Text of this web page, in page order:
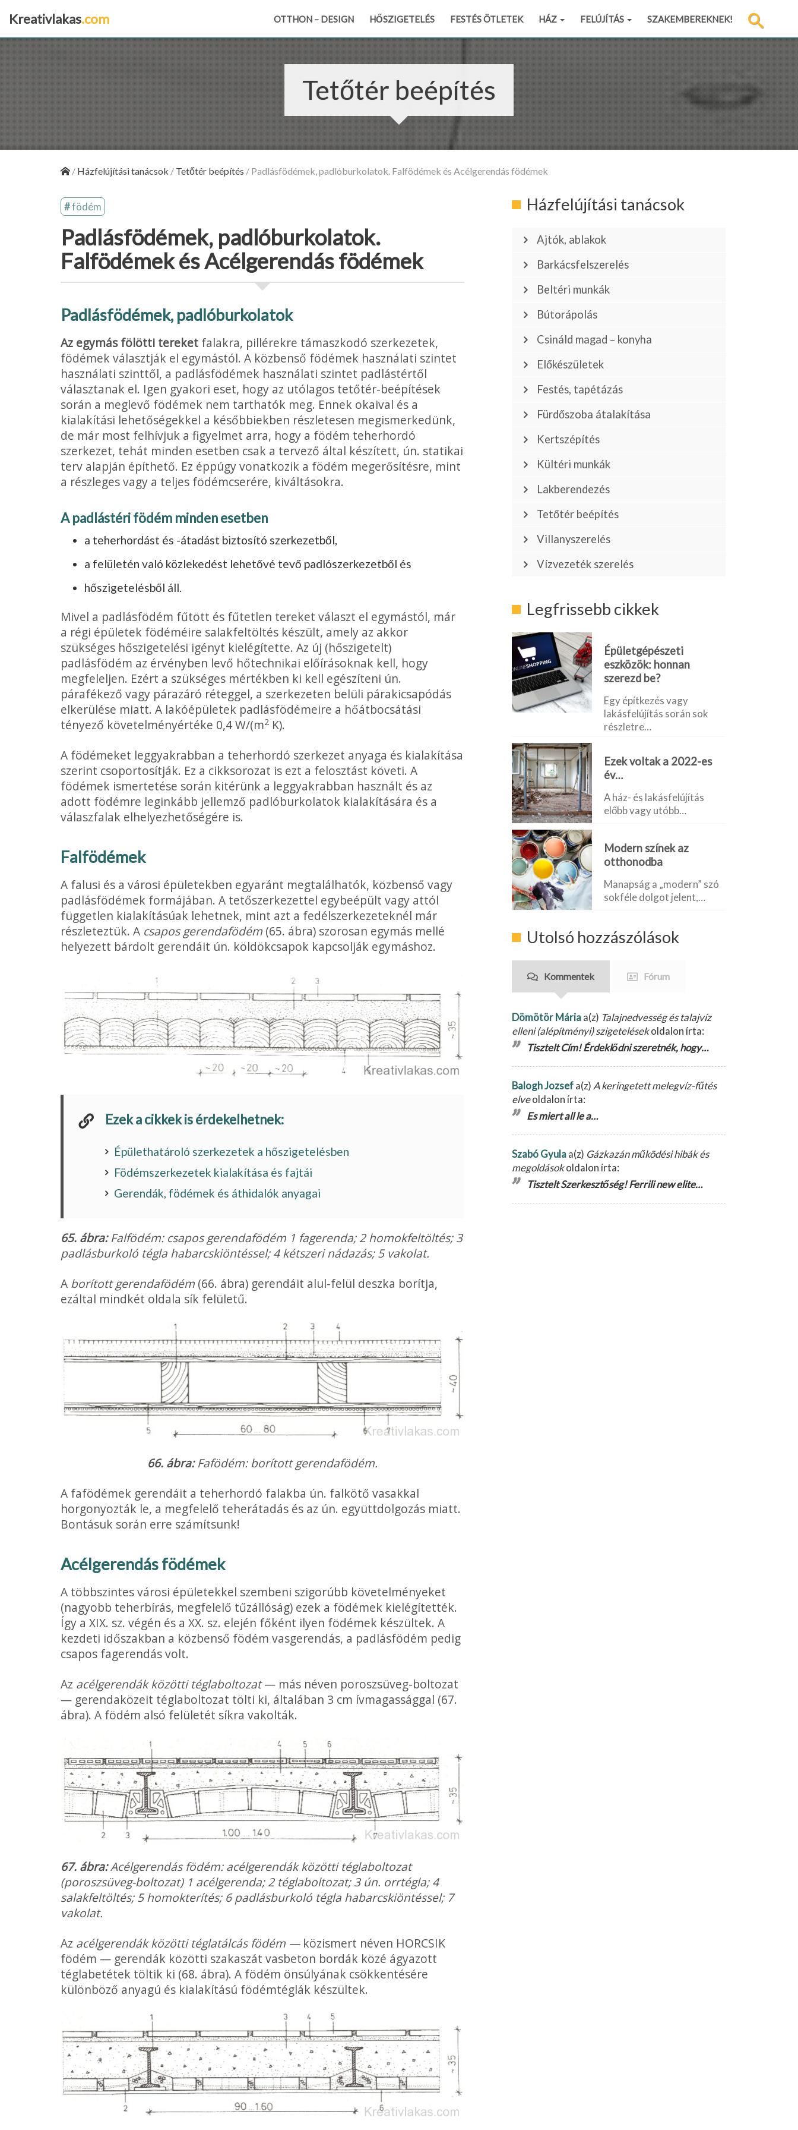
Kreativlakas.com OTTHON – DESIGN HŐSZIGETELÉS FESTÉS ÖTLETEK HÁZ FELÚJÍTÁS SZAKEMBEREKNEK!
Tetőtér beépítés
/ Házfelújítási tanácsok / Tetőtér beépítés / Padlásfödémek, padlóburkolatok. Falfödémek és Acélgerendás födémek
födém
Padlásfödémek, padlóburkolatok.
Falfödémek és Acélgerendás födémek
Padlásfödémek, padlóburkolatok
Az egymás fölötti tereket falakra, pillérekre támaszkodó szerkezetek,
födémek választják el egymástól. A közbenső födémek használati szintet
használati szinttől, a padlás­födémek használati szintet padlástértől
választanak el. Igen gyakori eset, hogy az utólagos tetőtér-beépítések
során a meglevő födémek nem tarthatók meg. Ennek okaival és a
kialakítási lehetőségekkel a későbbiekben részletesen megismerkedünk,
de már most felhívjuk a figyelmet arra, hogy a födém teherhordó
szerkezet, tehát minden esetben csak a tervező által készített, ún. statikai
terv alapján építhető. Ez éppúgy vonatkozik a födém meg­erősítésre, mint
a részleges vagy a teljes födémcserére, kiváltásokra.
A padlástéri födém minden esetben
a teherhordást és -átadást biztosító szerkezetből,
a felületén való közlekedést lehetővé tevő padló­szerkezetből és
hőszigetelésből áll.
Mivel a padlásfödém fűtött és fűtetlen tereket választ el egymástól, már
a régi épületek födéméire salakfeltöltés készült, amely az akkor
szükséges hőszigetelési igényt kielégítette. Az új (hőszigetelt)
padlásfödém az érvényben levő hőtechnikai előírásoknak kell, hogy
megfeleljen. Ezért a szükséges mértékben ki kell egészíteni ún.
párafékező vagy párazáró réteggel, a szerkezeten belüli párakicsapódás
elkerülése miatt. A lakóépületek padlásfödémeire a hőátbocsátási
tényező követelményértéke 0,4 W/(m2 K).
A födémeket leggyakrabban a teherhordó szerkezet anyaga és kialakítása
szerint csoportosítják. Ez a cikksorozat is ezt a felosztást követi. A
födémek ismertetése során kitérünk a leggyakrabban használt és az
adott födémre leginkább jellemző padlóburkolatok kialakítására és a
válaszfalak elhelyezhetőségére is.
Falfödémek
A falusi és a városi épületekben egyaránt megtalálhatók, közbenső vagy
padlásfödémek formájában. A tetőszer­kezettel egybeépült vagy attól
független kialakításúak lehetnek, mint azt a fedélszerkezeteknél már
részleteztük. A csapos gerendafödém (65. ábra) szorosan egymás mellé
helyezett bárdolt gerendáit ún. köldökcsapok kap­csolják egymáshoz.
Ezek a cikkek is érdekelhetnek:
Épülethatároló szerkezetek a hőszigetelésben
Födémszerkezetek kialakítása és fajtái
Gerendák, födémek és áthidalók anyagai
65. ábra:Falfödém: csapos gerendafödém 1 fagerenda; 2 homokfeltöltés; 3
padlásburkoló tégla habarcskiöntéssel; 4 kétszeri nádazás; 5 vakolat.
A borított gerendafödém (66. ábra) gerendáit alul-felül deszka borítja,
ezáltal mindkét oldala sík felületű.
66. ábra:Fafödém: borított gerendafödém.
A fafödémek gerendáit a teherhordó falakba ún. falkötő vasakkal
horgonyozták le, a megfelelő teherátadás és az ún. együttdolgozás miatt.
Bontásuk során erre számítsunk!
Acélgerendás födémek
A többszintes városi épületekkel szembeni szigorúbb köve­telményeket
(nagyobb teherbírás, megfelelő tűzállóság) ezek a födémek kielégítették.
Így a XIX. sz. végén és a XX. sz. elején főként ilyen födémek készültek. A
kezdeti időszakban a közbenső födém vasgerendás, a padlás­födém pedig
csapos fagerendás volt.
Az acélgerendák közötti téglaboltozat— más néven poroszsüveg-boltozat
— gerendaközeit téglaboltozat tölti ki, általában 3 cm ívmagassággal (67.
ábra). A födém alsó felületét síkra vakolták.
67. ábra:Acélgerendás födém: acélgerendák kö­zötti téglaboltozat
(poroszsüveg-boltozat) 1 acélgerenda; 2 téglaboltozat; 3 ún. orr­tégla; 4
salakfeltöltés; 5 homokterítés; 6 padlásburkoló tégla habarcskiöntéssel; 7
vakolat.
Az acélgerendák közötti téglatálcás födém — közismert néven HORCSIK
födém — gerendák közötti szakaszát vasbeton bordák közé ágyazott
téglabetétek töltik ki (68. ábra). A födém önsúlyának csökkentésére
különböző anyagú és kialakítású födémtéglák készültek.
Házfelújítási tanácsok
Ajtók, ablakok
Barkácsfelszerelés
Beltéri munkák
Bútorápolás
Csináld magad – konyha
Előkészületek
Festés, tapétázás
Fürdőszoba átalakítása
Kertszépítés
Kültéri munkák
Lakberendezés
Tetőtér beépítés
Villanyszerelés
Vízvezeték szerelés
Legfrissebb cikkek
Épületgépészeti
eszközök: honnan
szerezd be?
Egy építkezés vagy
lakásfelújítás során sok
részletre…
Ezek voltak a 2022-es
év…
A ház- és lakásfelújítás
előbb vagy utóbb…
Modern színek az
otthonodba
Manapság a „modern” szó
sokféle dolgot jelent,…
Utolsó hozzászólások
Kommentek Fórum
Dömötör Máriaa(z) Talajnedvesség és talajvíz
elleni (alépítményi) szigetelésekoldalon írta:
Tisztelt Cím! Érdeklődni szeretnék, hogy…
Balogh Jozsefa(z) A keringetett melegvíz-fűtés
elveoldalon írta:
Es miert all le a…
Szabó Gyulaa(z) Gázkazán működési hibák és
megoldásokoldalon írta:
Tisztelt Szerkesztőség! Ferrili new elite…